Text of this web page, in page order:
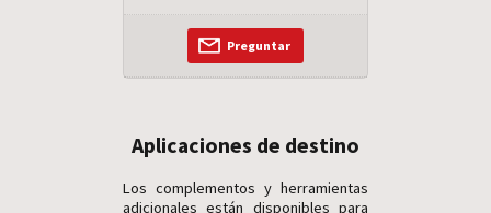
Preguntar
Aplicaciones de destino
Los complementos y herramientas
adicionales están disponibles para